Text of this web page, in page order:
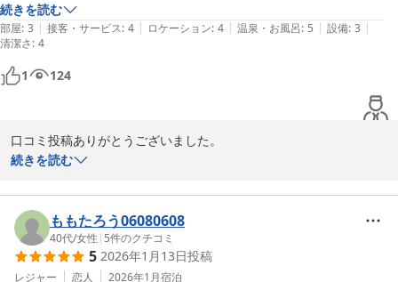
がりの私には少々厳しい面もありました。でも、それを上回るほどのお
湯の良さと朝のサービスのミニ朝食のサラダの美味しさに満足です。お
食事は出されていないそうですが、お茶菓子もすごく美味しかったの
で、きっと以前提供されていた夕食も美味しかったのだろうなーと思い
ました。ありがとうございました。
続きを読む
部屋: 3 | 接客・サービス: 4 | ロケーション: 4 | 温泉・お風呂: 5 | 設備: 3 |
清潔さ: 4
1 124
口コミ投稿ありがとうございました。
温泉お気に入り頂いて大変嬉しく思います。
せめて朝食だけでもサービスで提供させて頂いています。
満足頂いて良かったです。
是非またのご利用お待ちしております。
YAMADAYA
続きを読む
ももたろう06080608
40代/女性 | 5件のクチコミ
5 2026年1月13日投稿
レジャー 恋人 2026年1月宿泊